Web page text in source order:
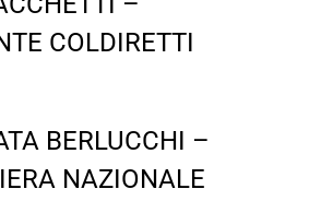
COLDIRETTI
BERLUCCHI –
NAZIONALE